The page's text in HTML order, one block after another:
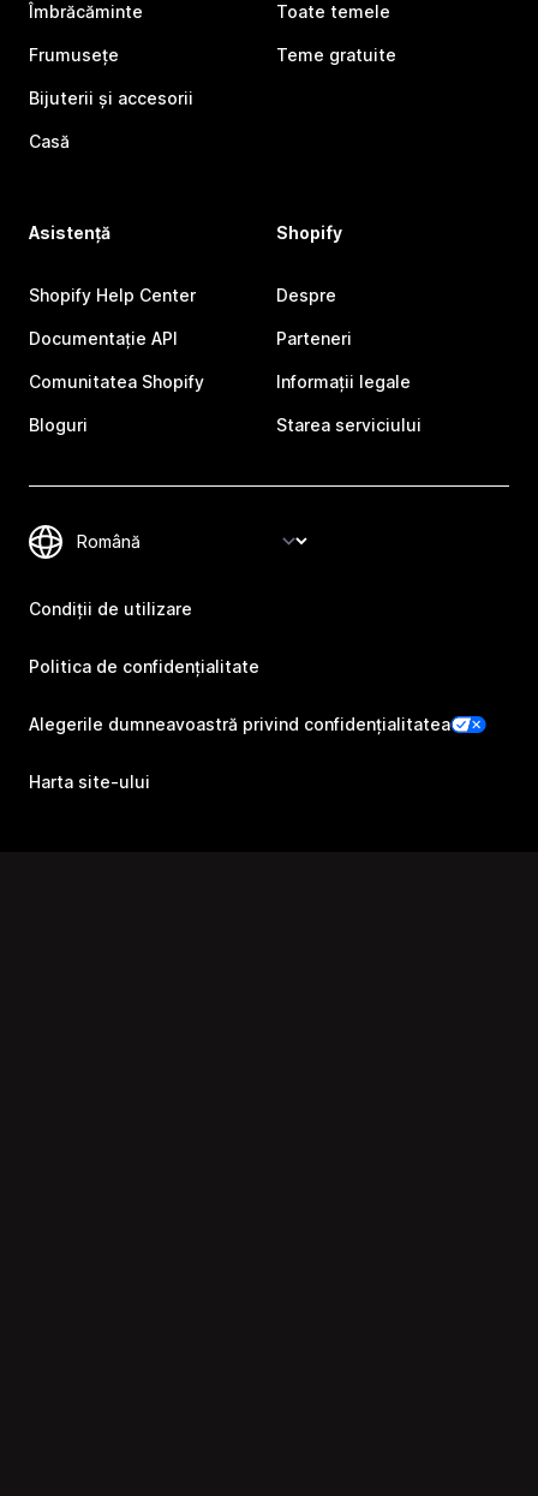
Îmbrăcăminte
Frumusețe
Bijuterii și accesorii
Casă
Toate temele
Teme gratuite
Asistență
Shopify Help Center
Documentație API
Comunitatea Shopify
Bloguri
Shopify
Despre
Parteneri
Informații legale
Starea serviciului
Condiții de utilizare
Politica de confidențialitate
Alegerile dumneavoastră privind confidențialitatea
Harta site-ului